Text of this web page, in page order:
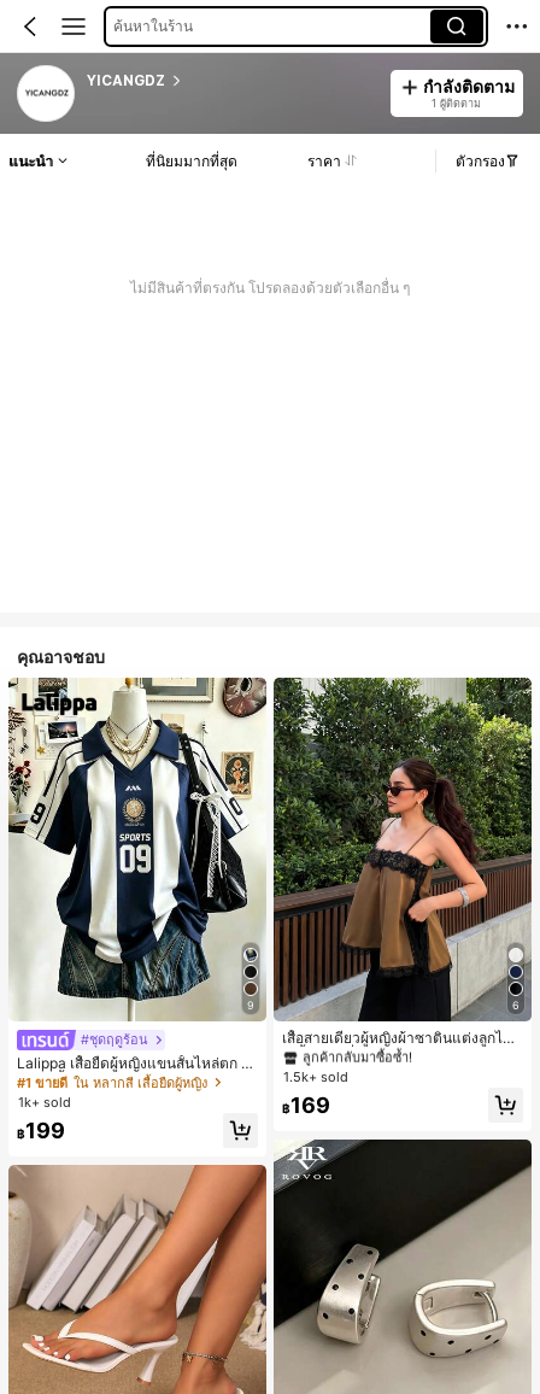
ค้นหาในร้าน
YICANGDZ กำลังติดตาม
1 ผู้ติดตาม
แนะนำ ที่นิยมมากที่สุด ราคา ตัวกรอง
ไม่มีสินค้าที่ตรงกัน โปรดลองด้วยตัวเลือกอื่น ๆ
คุณอาจชอบ
9
#ชุดฤดูร้อน
Lalippa เสื้อยืดผู้หญิงแขนสั้นไหล่ตก ค
อวีปกเสื้อ ลายพิมพ์ดิจิทัลลายทาง สไตล์
สปอร์ตแฟชั่นมินิมอล ของขวัญสำหรับเ
พื่อน
#1 ขายดี ใน หลากสี เสื้อยืดผู้หญิง
1k+ sold
฿199
6
เสื้อสายเดี่ยวผู้หญิงผ้าซาตินแต่งลูกไม้
- เสื้อสายเดี่ยวฤดูร้อนสีคากีมีรอยผ่าด้า
นข้างที่น่าดึงดูดแบบสบายๆ
#1 ขายดี
ใน สีกากี เสื้อสตรี เสื้อเบลาส์ & Tee
ลูกค้ากลับมาซื้อซ้ำ!
#1 ขายดี
ใน สีกากี เสื้อสตรี เสื้อเบลาส์ & Tee
ลูกค้ากลับมาซื้อซ้ำ!
#1 ขายดี
ใน สีกากี เสื้อสตรี เสื้อเบลาส์ & Tee
ลูกค้ากลับมาซื้อซ้ำ!
#1 ขายดี
ลูกค้ากลับมาซื้อซ้ำ!
1.5k+ sold
฿169